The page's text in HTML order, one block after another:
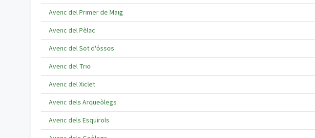
Avenc del Primer de Maig
Avenc del Pèlac
Avenc del Sot d'óssos
Avenc del Trio
Avenc del Xiclet
Avenc dels Arqueòlegs
Avenc dels Esquirols